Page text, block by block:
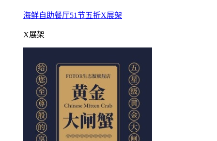
海鲜自助餐厅51节五折X展架
X展架